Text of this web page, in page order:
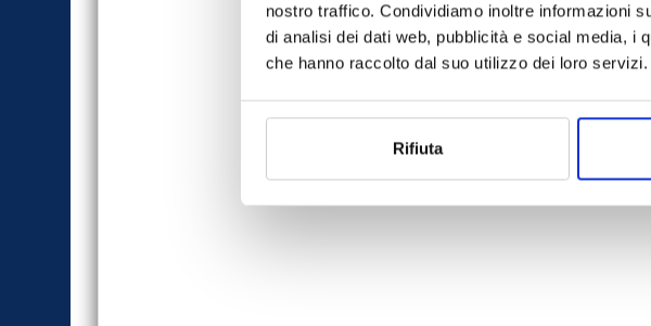
nostro traffico. Condividiamo inoltre informazioni
di analisi dei dati web, pubblicità e social media, i
che hanno raccolto dal suo utilizzo dei loro servizi.
Rifiuta